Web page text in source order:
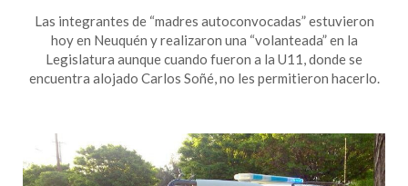
Las integrantes de “madres autoconvocadas” estuvieron
hoy en Neuquén y realizaron una “volanteada” en la
Legislatura aunque cuando fueron a la U11, donde se
encuentra alojado Carlos Soñé, no les permitieron hacerlo.